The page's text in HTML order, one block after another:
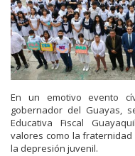
En un emotivo evento
gobernador del Guayas,
Educativa Fiscal
valores como la
la depresión juvenil.